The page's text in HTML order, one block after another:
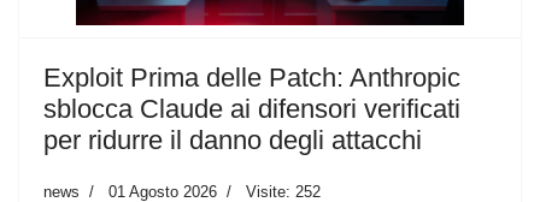
Exploit Prima delle Patch: Anthropic
sblocca Claude ai difensori verificati
per ridurre il danno degli attacchi
news 01 Agosto 2026 Visite: 252